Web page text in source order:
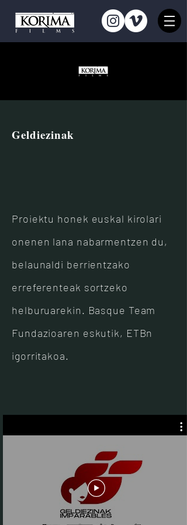
Geldiezinak
Proiektu honek euskal kirolari
onenen lana nabarmentzen du,
belaunaldi berrientzako
erreferenteak sortzeko
helburuarekin. Basque Team
Fundazioaren eskutik, ETBn
igorritakoa.